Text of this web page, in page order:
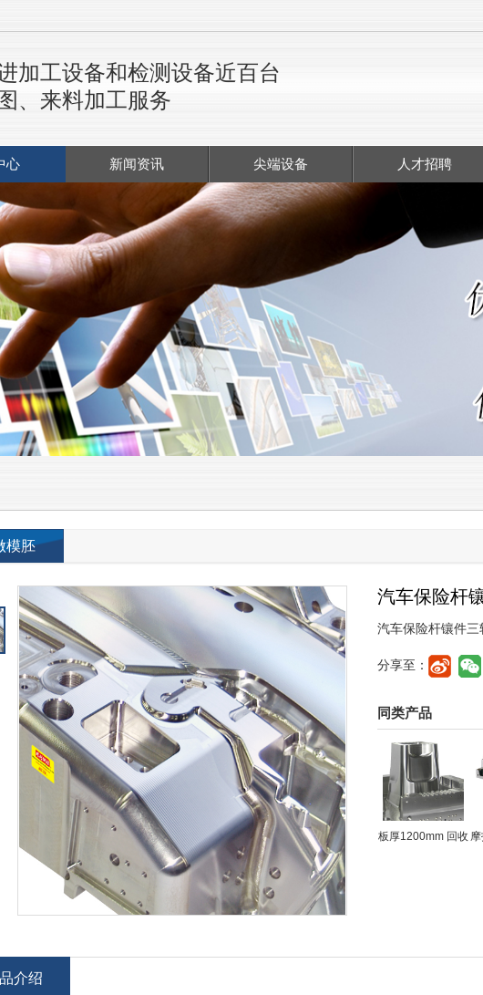
加工设备和检测设备近百台
、来料加工服务
心 新闻资讯 尖端设备 人才招聘
模胚
汽车保险杆
汽车保险杆镶件
分享至：
同类产品
板厚1200mm 回收
介绍